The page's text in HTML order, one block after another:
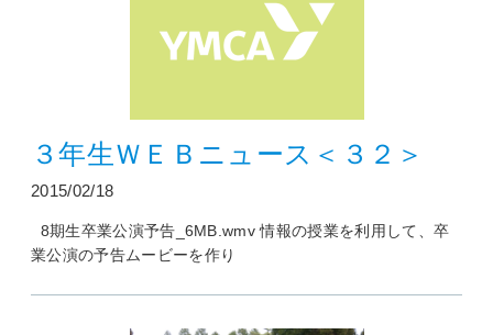
３年生ＷＥＢニュース＜３２＞
2015/02/18
8期生卒業公演予告_6MB.wmv 情報の授業を利用して、卒
業公演の予告ムービーを作り